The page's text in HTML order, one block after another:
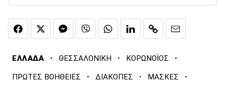
ΕΛΛΑΔΑ · ΘΕΣΣΑΛΟΝΙΚΗ · ΚΟΡΩΝΟΪΟΣ ·
ΠΡΩΤΕΣ ΒΟΗΘΕΙΕΣ · ΔΙΑΚΟΠΕΣ · ΜΑΣΚΕΣ ·